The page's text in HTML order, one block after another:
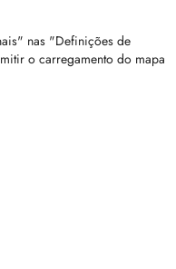
nas "Definições de
o carregamento do mapa